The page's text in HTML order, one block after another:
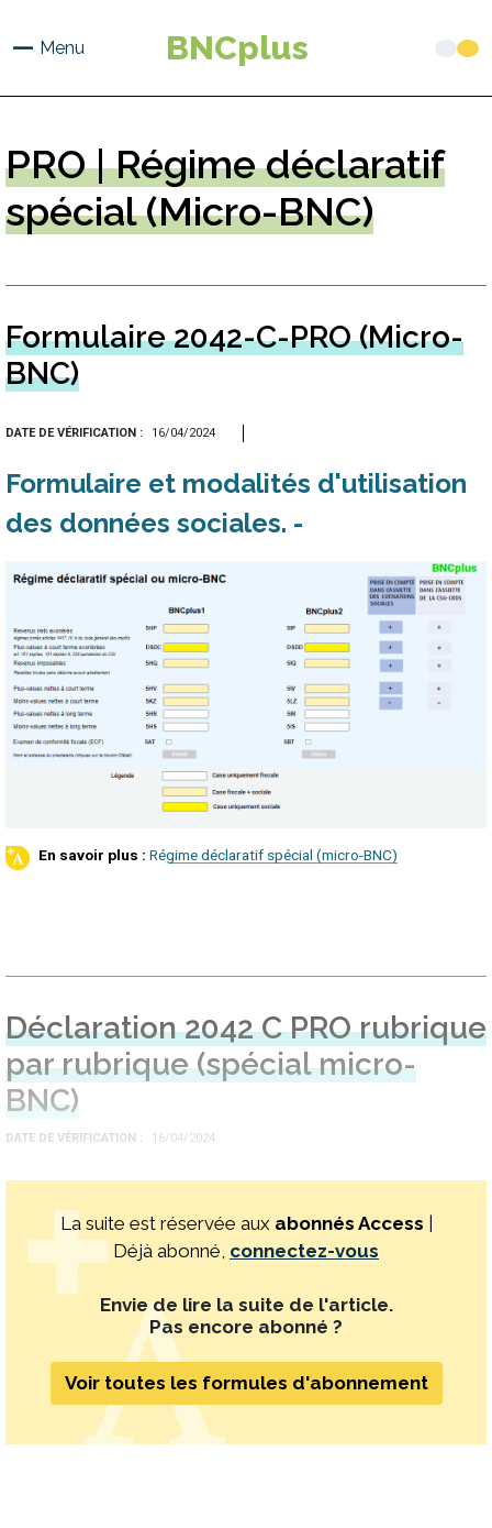
principal
Menu BNCplus
PRO| Régime déclaratif
spécial (Micro-BNC)
Formulaire 2042-C-PRO (Micro-
BNC)
DATE DE VÉRIFICATION 16/04/2024
Formulaire et modalités d'utilisation
des données sociales
Régime déclaratif spécial (micro-BNC)
Déclaration 2042 C PRO rubrique
par rubrique (spécial micro-
BNC)
DATE DE VÉRIFICATION 16/04/2024
La suite est réservée aux abonnés Access |
Déjà abonné, connectez-vous
Envie de lire la suite de l'article.
Pas encore abonné ?
Voir toutes les formules d'abonnement